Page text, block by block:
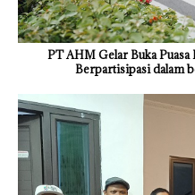
PT AHM Gelar Buka
Berpartisipasi dalam